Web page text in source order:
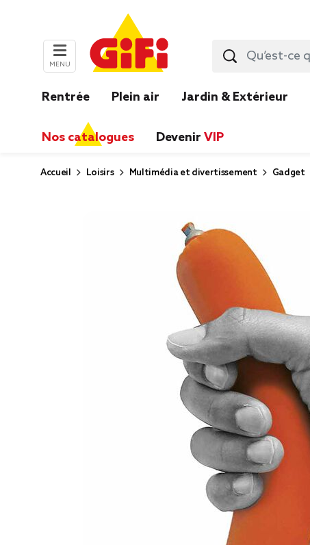
MENU
Rentrée Plein air Jardin & Extérieur
Nos catalogues Devenir VIP
Accueil Loisirs Multimédia et divertissement Gadget